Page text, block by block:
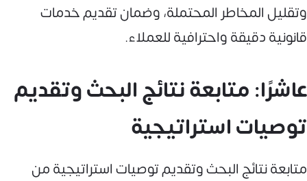
وتقليل المخاطر المحتملة، وضمان تقديم خدمات
قانونية دقيقة واحترافية للعملاء.
عاشرًا: متابعة نتائج البحث وتقديم
توصيات استراتيجية
متابعة نتائج البحث وتقديم توصيات استراتيجية من